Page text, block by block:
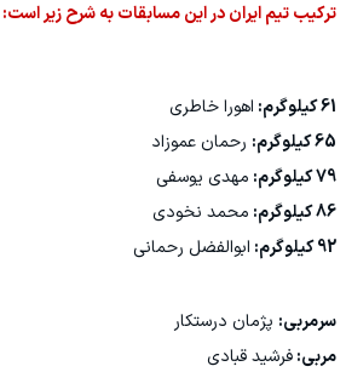
ترکیب تیم ایران در این مسابقات به شرح زیر است:
61 کیلوگرم:
اهورا خاطری
65 کیلوگرم:
رحمان عموزاد
79 کیلوگرم:
مهدی یوسفی
86 کیلوگرم:
محمد نخودی
92 کیلوگرم:
ابوالفضل رحمانی
سرمربی: پژمان درستکار
مربی:فرشید قبادی